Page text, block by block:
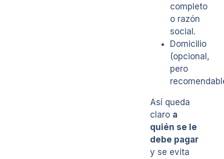
completo
o razón
social.
Domicilio
(opcional,
pero
Así queda
claro a
quién se le
debe pagar
y se evita